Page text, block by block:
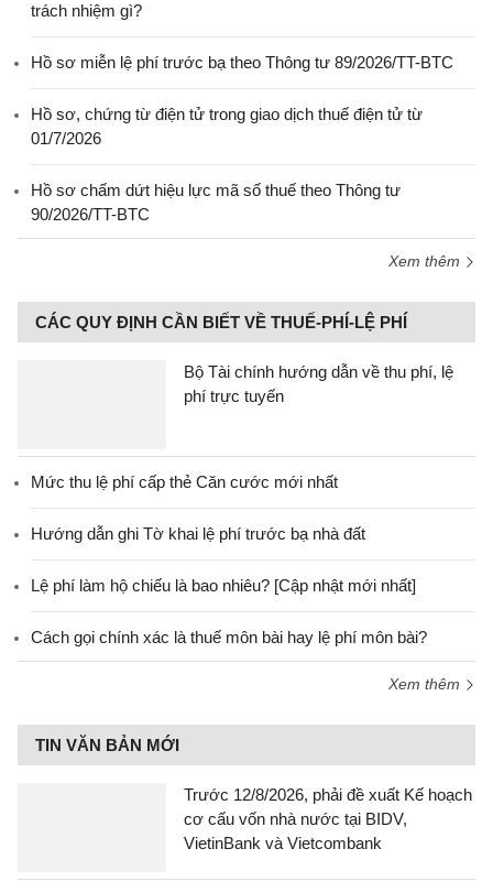
trách nhiệm gì?
Hồ sơ miễn lệ phí trước bạ theo Thông tư 89/2026/TT-BTC
Hồ sơ, chứng từ điện tử trong giao dịch thuế điện tử từ
01/7/2026
Hồ sơ chấm dứt hiệu lực mã số thuế theo Thông tư
90/2026/TT-BTC
Xem thêm
CÁC QUY ĐỊNH CẦN BIẾT VỀ THUẾ-PHÍ-LỆ PHÍ
Bộ Tài chính hướng dẫn về thu phí, lệ
phí trực tuyến
Mức thu lệ phí cấp thẻ Căn cước mới nhất
Hướng dẫn ghi Tờ khai lệ phí trước bạ nhà đất
Lệ phí làm hộ chiếu là bao nhiêu? [Cập nhật mới nhất]
Cách gọi chính xác là thuế môn bài hay lệ phí môn bài?
Xem thêm
TIN VĂN BẢN MỚI
Trước 12/8/2026, phải đề xuất Kế hoạch
cơ cấu vốn nhà nước tại BIDV,
VietinBank và Vietcombank